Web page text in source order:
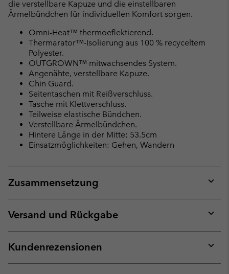
die verstellbare Kapuze und die einstellbaren
Ärmelbündchen für individuellen Komfort sorgen.
Omni-Heat™ thermoeflektierend.
Thermarator™-Isolierung aus 100 % recyceltem
Polyester.
OUTGROWN™ mitwachsendes System.
Angenähte, verstellbare Kapuze.
Chin Guard.
Seitentaschen mit Reißverschluss.
Tasche mit Klettverschluss.
Teilweise elastische Bündchen.
Verstellbare Ärmelbündchen.
Hintere Länge in der Mitte: 53.5cm
Einsatzmöglichkeiten: Gehen, Wandern
Zusammensetzung
or
Versand und Rückgabe
or
Kundenrezensionen
or